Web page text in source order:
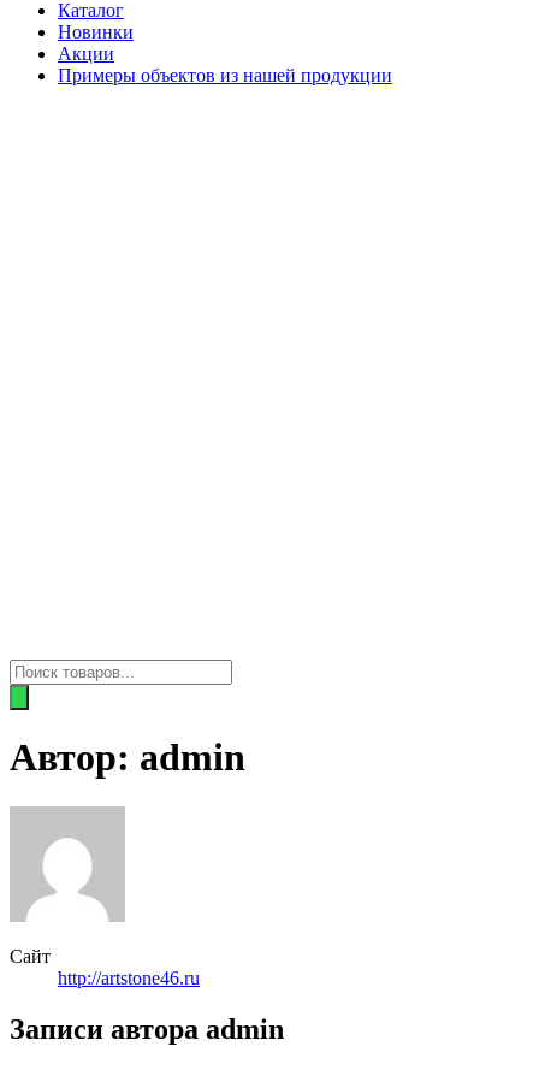
Каталог
Новинки
Акции
Примеры объектов из нашей продукции
Поиск
товаров
Автор: admin
Сайт
http://artstone46.ru
Записи автора admin